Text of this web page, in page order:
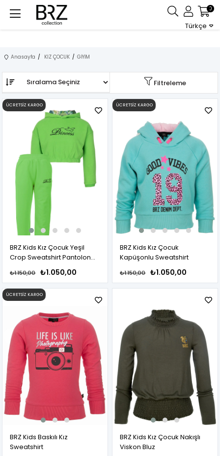
Türkçe
0
Anasayfa KIZ ÇOCUK GİYİM
Filtreleme
Sıralama
BRZ Kids Kız Çocuk Yeşil
Crop Sweatshirt Pantolon
₺1.050,00
₺1.150,00
ÜCRETSIZ KARGO
BRZ Kids Kız Çocuk
Kapüşonlu Sweatshirt
₺1.050,00
₺1.150,00
ÜCRETSIZ KARGO
BRZ Kids Baskılı Kız
Sweatshirt
ÜCRETSIZ KARGO
BRZ Kids Kız Çocuk Nakışlı
Viskon Bluz